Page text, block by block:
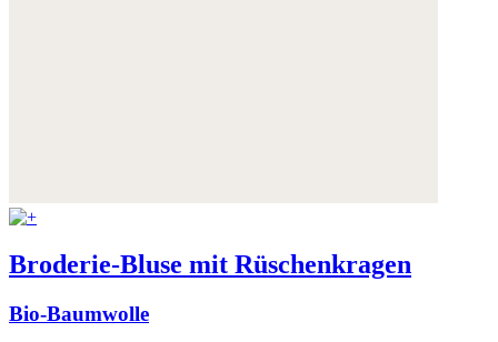
Broderie-Bluse mit Rüschenkragen
Bio-Baumwolle